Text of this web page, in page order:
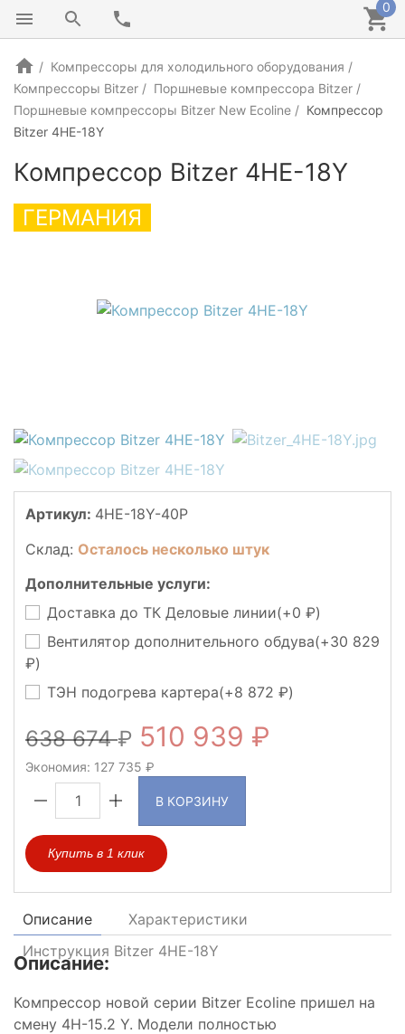
0
Компрессоры для холодильного оборудования
Компрессоры Bitzer
Поршневые компрессора Bitzer
Поршневые компрессоры Bitzer New Ecoline
Компрессор
Bitzer 4HE-18Y
Компрессор Bitzer 4HE-18Y
ГЕРМАНИЯ
Артикул: 4HE-18Y-40P
Склад: Осталось несколько штук
Дополнительные услуги:
Доставка до ТК Деловые линии(+0
)
Вентилятор дополнительного обдува(+30 829
)
ТЭН подогрева картера(+8 872 )
638 674 510 939
Экономия: 127 735
В КОРЗИНУ
Купить в 1 клик
Описание
Характеристики
Инструкция Bitzer 4HE-18Y
Описание:
Компрессор новой серии Bitzer Ecoline пришел на
смену 4H-15.2 Y. Модели полностью